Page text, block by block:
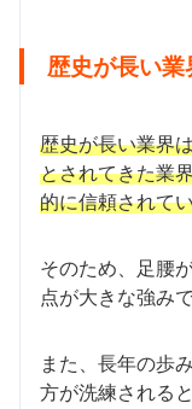
歴史が長い
歴史が長い業界
とされてきた業
的に信頼されて
そのため、足腰
点が大きな強みで
また、長年の歩
方が洗練される